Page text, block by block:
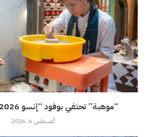
“موهبة” تحتفي بوفود “إنسو 2026” في ليلة عالمية
أغسطس 6, 2026